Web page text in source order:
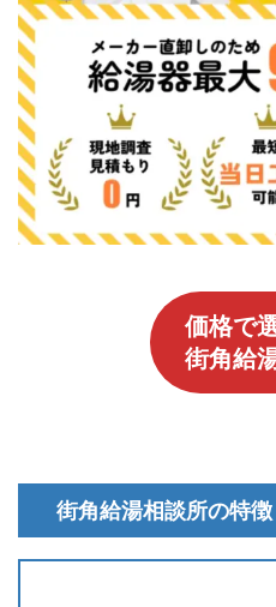
価格で
街角給
街角給湯相談所の特徴